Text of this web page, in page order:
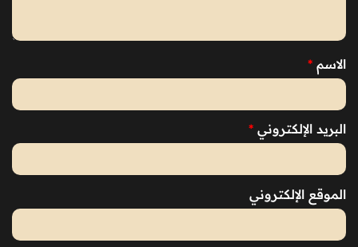
الاسم *
البريد الإلكتروني *
الموقع الإلكتروني